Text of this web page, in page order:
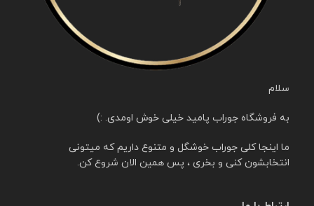
سلام
به فروشگاه جوراب پامید خیلی خوش اومدی. :)
ما اینجا کلی جوراب خوشگل و متنوع داریم که میتونی
انتخابشون کنی و بخری ، پس همین الان شروع کن.